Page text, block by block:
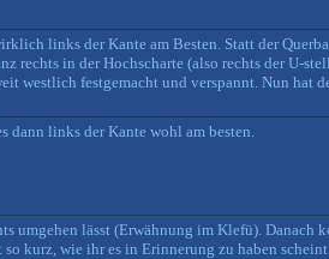
links der Kante am Besten. Statt der
rechts in der Hochscharte (also rechts der U-
westlich festgemacht und verspannt. Nun hat
dann links der Kante wohl am besten.
umgehen lässt (Erwähnung im Klefü). Danach
kurz, wie ihr es in Erinnerung zu haben